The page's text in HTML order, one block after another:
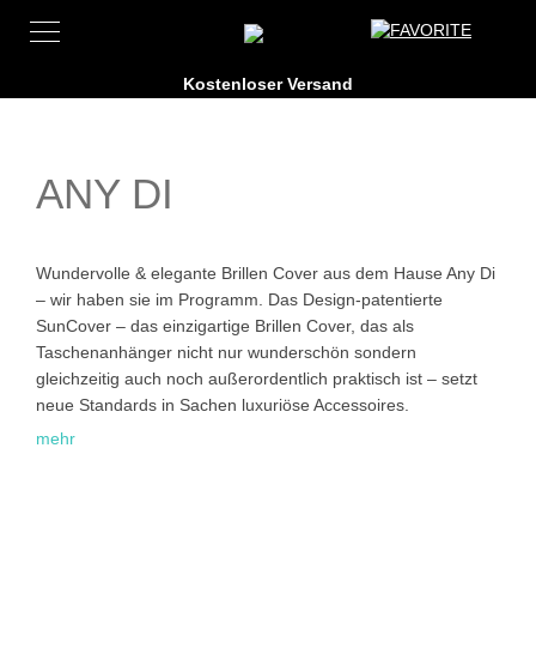
ANY DI
Wundervolle & elegante Brillen Cover aus dem Hause Any Di
– wir haben sie im Programm. Das Design-patentierte
SunCover – das einzigartige Brillen Cover, das als
Taschenanhänger nicht nur wunderschön sondern
gleichzeitig auch noch außerordentlich praktisch ist – setzt
neue Standards in Sachen luxuriöse Accessoires.
Das softe SunCover bewahrt die Brille sicher auf, schützt vor